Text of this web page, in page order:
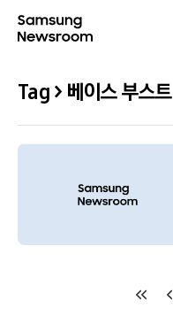
Tag > 베이스 부스트